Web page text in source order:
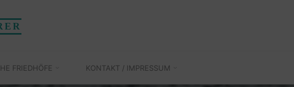
FRIEDHÖFE KONTAKT / IMPRESSUM